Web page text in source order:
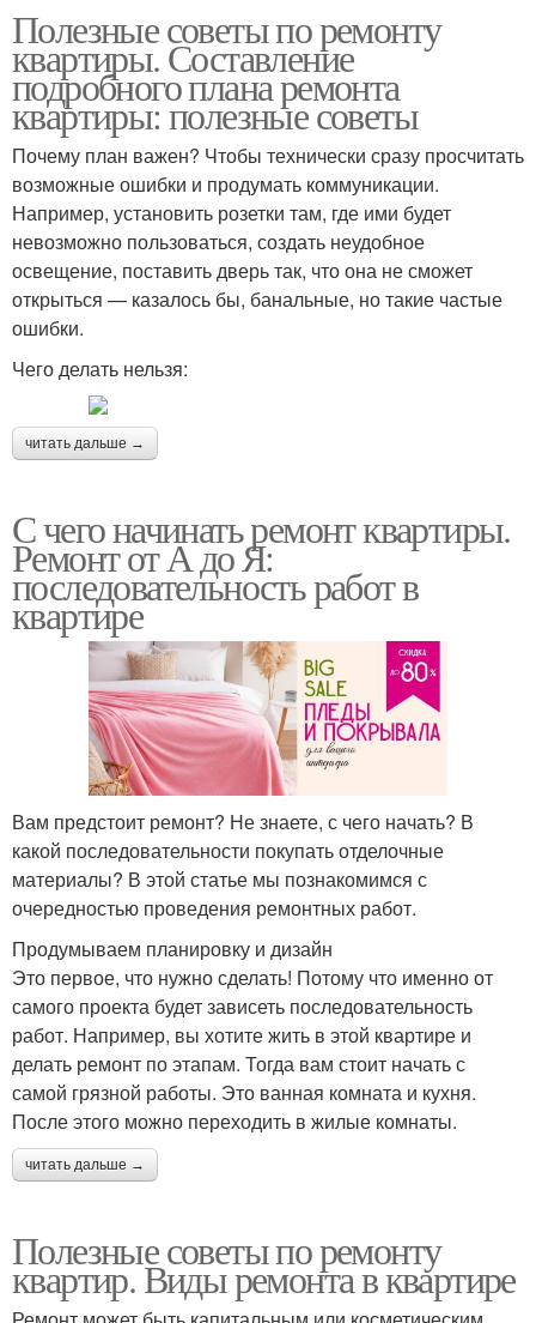
Полезные советы по ремонту
квартиры. Составление
подробного плана ремонта
квартиры: полезные советы
Почему план важен? Чтобы технически сразу просчитать
возможные ошибки и продумать коммуникации.
Например, установить розетки там, где ими будет
невозможно пользоваться, создать неудобное
освещение, поставить дверь так, что она не сможет
открыться — казалось бы, банальные, но такие частые
ошибки.
Чего делать нельзя:
читать дальше →
С чего начинать ремонт квартиры.
Ремонт от А до Я:
последовательность работ в
квартире
Вам предстоит ремонт? Не знаете, с чего начать? В
какой последовательности покупать отделочные
материалы? В этой статье мы познакомимся с
очередностью проведения ремонтных работ.
Продумываем планировку и дизайн
Это первое, что нужно сделать! Потому что именно от
самого проекта будет зависеть последовательность
работ. Например, вы хотите жить в этой квартире и
делать ремонт по этапам. Тогда вам стоит начать с
самой грязной работы. Это ванная комната и кухня.
После этого можно переходить в жилые комнаты.
читать дальше →
Полезные советы по ремонту
квартир. Виды ремонта в квартире